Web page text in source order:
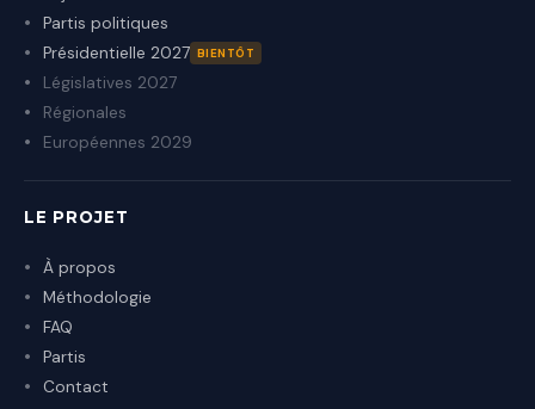
Partis politiques
Présidentielle 2027 BIENTÔT
Législatives 2027
Régionales
Européennes 2029
LE PROJET
À propos
Méthodologie
FAQ
Partis
Contact